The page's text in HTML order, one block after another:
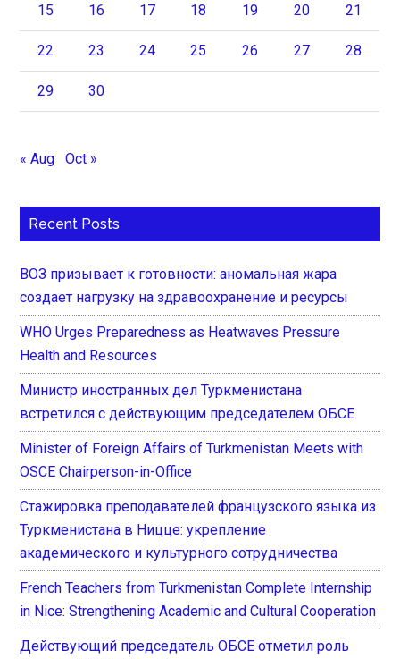
15 16 17 18 19 20 21
22 23 24 25 26 27 28
29 30
« Aug Oct »
Recent Posts
ВОЗ призывает к готовности: аномальная жара
создает нагрузку на здравоохранение и ресурсы
WHO Urges Preparedness as Heatwaves Pressure
Health and Resources
Министр иностранных дел Туркменистана
встретился с действующим председателем ОБСЕ
Minister of Foreign Affairs of Turkmenistan Meets with
OSCE Chairperson-in-Office
Стажировка преподавателей французского языка из
Туркменистана в Ницце: укрепление
академического и культурного сотрудничества
French Teachers from Turkmenistan Complete Internship
in Nice: Strengthening Academic and Cultural Cooperation
Действующий председатель ОБСЕ отметил роль